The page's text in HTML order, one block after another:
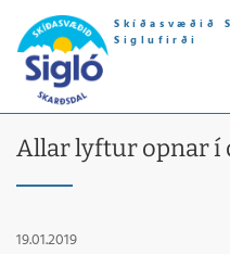
Skíðasvæðið
Siglufirði
Allar lyftur opnar í
19.01.2019